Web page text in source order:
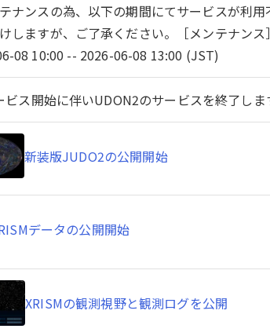
ナンスの為、以下の期間にてサービスが利用
しますが、ご了承ください。［メンテナンス］
08 10:00 -- 2026-06-08 13:00 (JST)
ビス開始に伴いUDON2のサービスを終了し
新装版JUDO2の公開開始
データの公開開始
XRISMの観測視野と観測ログを公開